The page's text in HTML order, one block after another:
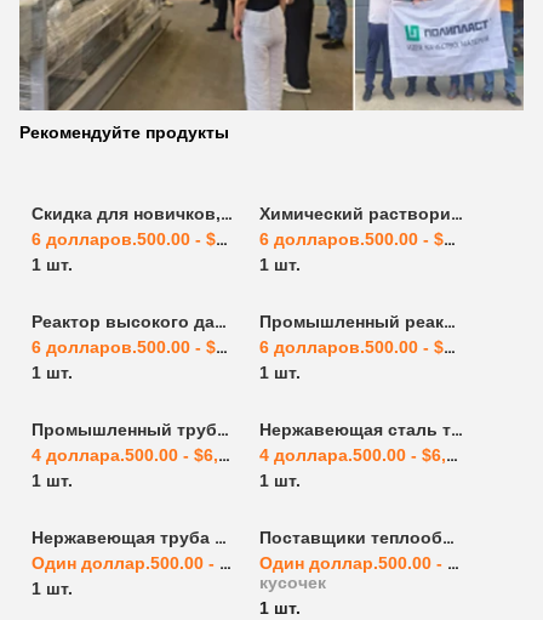
Рекомендуйте продукты
Скидка для новичков, долгосрочные поставки внешних катушек реактора химического реактора реакционного котла Поставщики
6 долларов.500.00 - $8,000.00
/ кусок
1 шт.
Химический растворитель смешиватель реактор из нержавеющей стали химический реактор Реакционный котёл Поставщики Реакционное оборудование из нержавеющей стали
6 долларов.500.00 - $8,000.00
1 шт.
Реактор высокого давления из нержавеющей стали 1L2L5L10L20L50L100L Химический реактор Реакционный котёл Поставщики
6 долларов.500.00 - $8,000.00
/ кусок
1 шт.
Промышленный реактор аммиака агитатор каталитический реактор химический реактор реакционный котёл Поставщики Нержавеющая сталь Reacti
6 долларов.500.00 - $8,000.00
1 шт.
Промышленный трубчатый реактор химический реактор из нержавеющей стали
4 доллара.500.00 - $6,000.00
/ кусок
1 шт.
Нержавеющая сталь трубчатый реактор химический реактор Трубчатый реактор 2023 обеспеченный Boke Автоматический высокий теплопередача высокая безопасность
4 доллара.500.00 - $6,000.00
1 шт.
Нержавеющая труба стальная теплообменник труба теплообменник охлаждающий теплообменник
Один доллар.500.00 - $3,000.00
/ кусок
1 шт.
Поставщики теплообменников для труб и оболочек
Один доллар.500.00 - $3,000.00
кусочек
1 шт.